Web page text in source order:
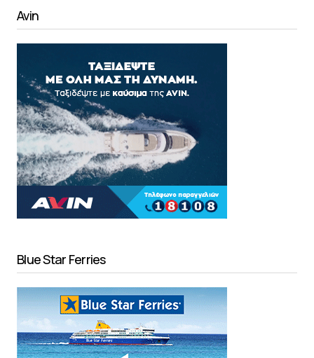
Avin
Blue Star Ferries